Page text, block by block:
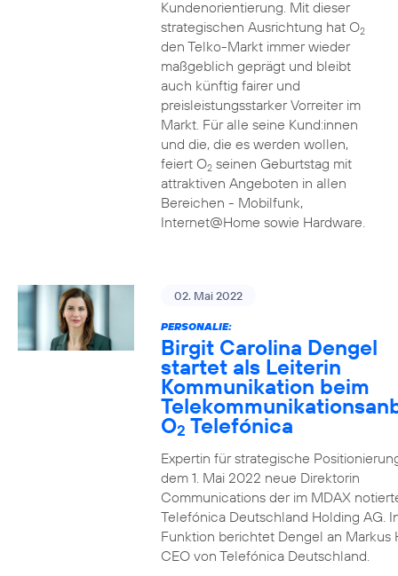
Kundenorientierung. Mit dieser
strategischen Ausrichtung hat O2
den Telko-Markt immer wieder
maßgeblich geprägt und bleibt
auch künftig fairer und
preisleistungsstarker Vorreiter im
Markt. Für alle seine Kund:innen
und die, die es werden wollen,
feiert O2seinen Geburtstag mit
attraktiven Angeboten in allen
Bereichen - Mobilfunk,
Internet@Home sowie Hardware.
02. Mai 2022
PERSONALIE:
Birgit Carolina Dengel
startet als Leiterin
Kommunikation beim
O2 Telefónica
Expertin für strategische
dem 1. Mai 2022 neue Direktorin
Communications der im MDAX
Telefónica Deutschland Holding AG.
Funktion berichtet Dengel an Markus
CEO von Telefónica Deutschland.